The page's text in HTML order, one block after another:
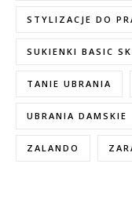
STYLIZACJE DO
SUKIENKI BASIC
TANIE UBRANIA
UBRANIA DAMSKIE
ZALANDO